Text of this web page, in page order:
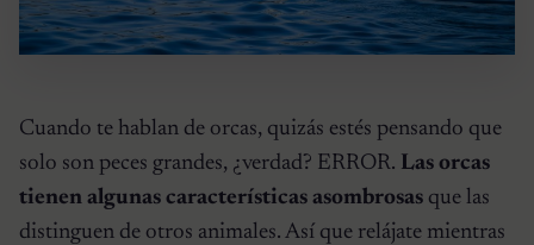
Cuando te hablan de orcas, quizás estés pensando que
solo son peces grandes, ¿verdad? ERROR. Las orcas
tienen algunas características asombrosas que las
distinguen de otros animales. Así que relájate mientras